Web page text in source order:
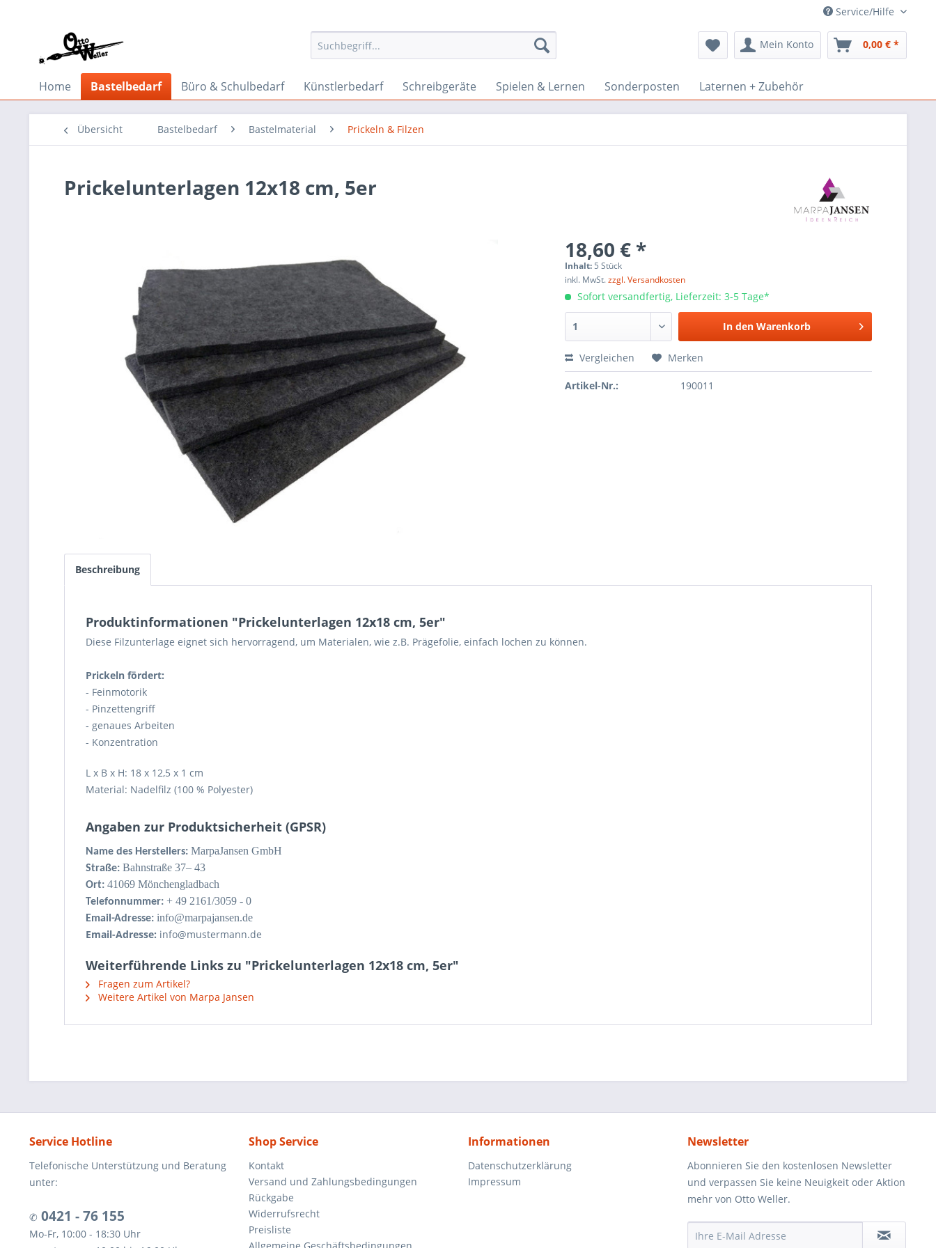
Service/Hilfe
Mein Konto 0,00 € *
Home Bastelbedarf Büro & Schulbedarf Künstlerbedarf Schreibgeräte Spielen & Lernen Sonderposten Laternen + Zubehör
Übersicht Bastelbedarf Bastelmaterial Prickeln & Filzen
Prickelunterlagen 12x18 cm, 5er
18,60 € *
Inhalt: 5 Stück
inkl. MwSt.zzgl. Versandkosten
Sofort versandfertig, Lieferzeit: 3-5 Tage*
In den Warenkorb
Vergleichen Merken
Artikel-Nr.: 190011
Beschreibung
Produktinformationen "Prickelunterlagen 12x18 cm, 5er"
Diese Filzunterlage eignet sich hervorragend, um Materialen, wie z.B. Prägefolie, einfach lochen zu können.
Prickeln fördert:
- Feinmotorik
- Pinzettengriff
- genaues Arbeiten
- Konzentration
L x B x H: 18 x 12,5 x 1 cm
Material: Nadelfilz (100 % Polyester)
Angaben zur Produktsicherheit (GPSR)
Name des Herstellers: MarpaJansen GmbH
Straße: Bahnstraße 37– 43
Ort: 41069 Mönchengladbach
Telefonnummer: + 49 2161/3059 - 0
Email-Adresse: info@marpajansen.de
Email-Adresse: info@mustermann.de
Weiterführende Links zu "Prickelunterlagen 12x18 cm, 5er"
Fragen zum Artikel?
Weitere Artikel von Marpa Jansen
Service Hotline
Telefonische Unterstützung und Beratung
unter:
✆ 0421 - 76 155
Mo-Fr, 10:00 - 18:30 Uhr
Shop Service
Kontakt
Versand und Zahlungsbedingungen
Rückgabe
Widerrufsrecht
Preisliste
Informationen
Datenschutzerklärung
Impressum
Newsletter
Abonnieren Sie den kostenlosen Newsletter
und verpassen Sie keine Neuigkeit oder Aktion
mehr von Otto Weller.